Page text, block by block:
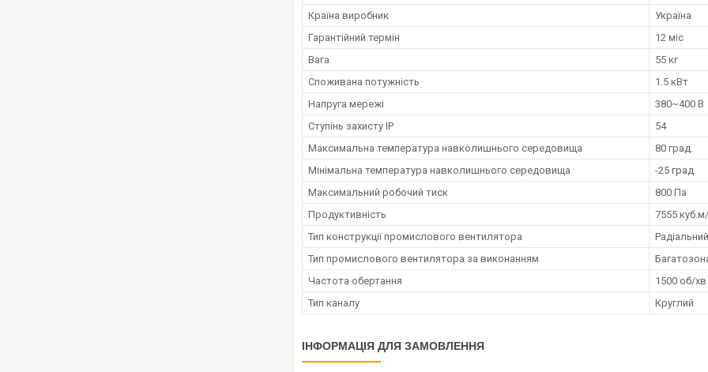
Країна виробник
Україна
Гарантійний термін
12 міс
Вага
55 кг
Споживана потужність
1.5 кВт
Напруга мережі
380~400 В
Ступінь захисту IP
54
Максимальна температура навколишнього середовища
80 град.
Мінімальна температура навколишнього середовища
-25 град.
Максимальний робочий тиск
800 Па
Продуктивність
7555
Тип конструкції промислового вентилятора
Тип промислового вентилятора за виконанням
Частота обертання
1500 об/хв
Тип каналу
Круглий
ІНФОРМАЦІЯ ДЛЯ ЗАМОВЛЕННЯ